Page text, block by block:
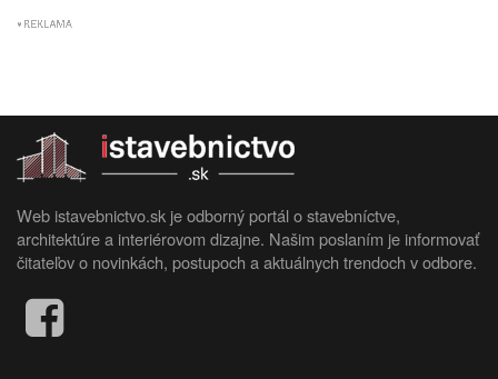
Web istavebnictvo.sk je odborný portál o stavebníctve,
architektúre a interiérovom dizajne. Našim poslaním je informovať
čitateľov o novinkách, postupoch a aktuálnych trendoch v odbore.